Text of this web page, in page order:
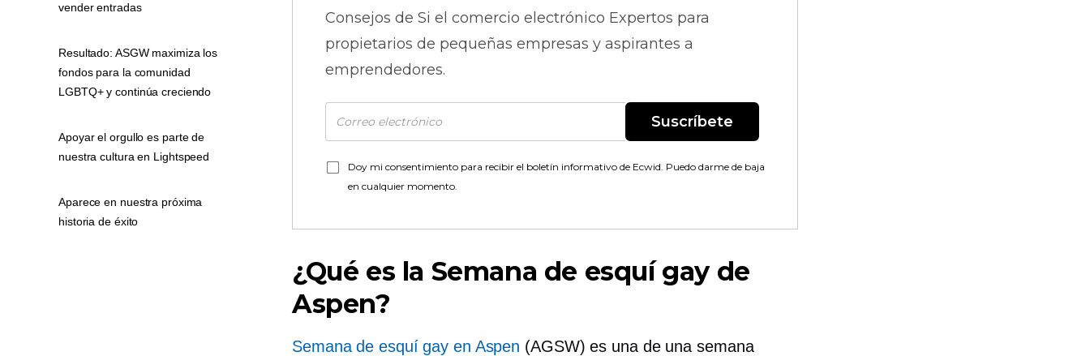
Consejos de Si el comercio electrónico Expertos para
propietarios de pequeñas empresas y aspirantes a
emprendedores.
Suscríbete
Doy mi consentimiento para recibir el boletín informativo de Ecwid. Puedo darme de baja
en cualquier momento.
¿Qué es la Semana de esquí gay de
Aspen?
Semana de esquí gay en Aspen (AGSW) es una de una semana
vender entradas
Resultado: ASGW maximiza los
fondos para la comunidad
LGBTQ+ y continúa creciendo
Apoyar el orgullo es parte de
nuestra cultura en Lightspeed
Aparece en nuestra próxima
historia de éxito